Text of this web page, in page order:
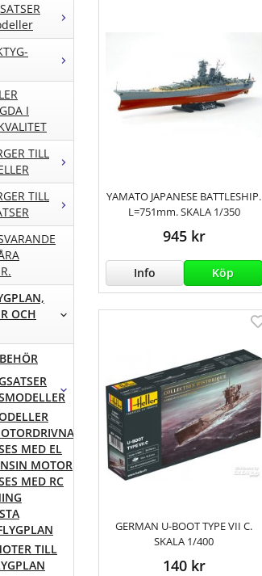
I
TILL
TILL
OCH
MED EL
MOTOR
MED RC
TILL
YAMATO JAPANESE BATTLESHIP.
L=751mm. SKALA 1/350
945 kr
Info Köp
GERMAN U-BOOT TYPE VII C.
SKALA 1/400
140 kr